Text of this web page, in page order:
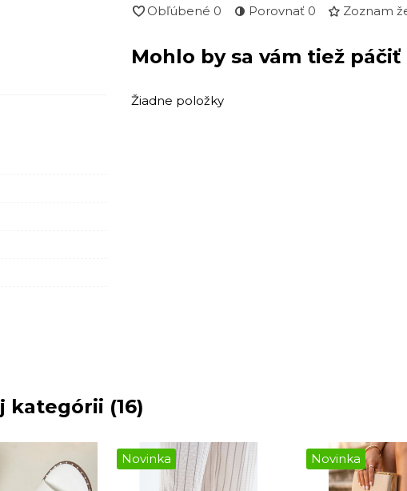
Obľúbené 0 Porovnať 0 Zoznam
Mohlo by sa vám tiež páčiť
Žiadne položky
kategórii (16)
Novinka Novinka